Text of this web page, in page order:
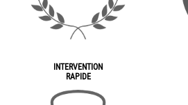
INTERVENTION
RAPIDE